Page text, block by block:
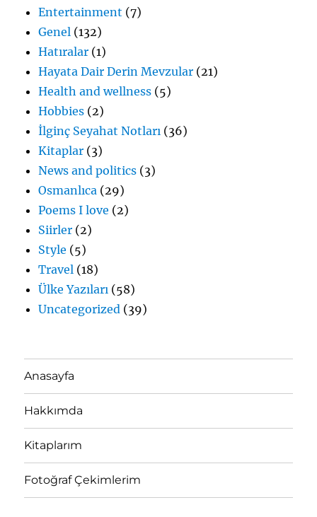
Entertainment (7)
Genel (132)
Hatıralar (1)
Hayata Dair Derin Mevzular (21)
Health and wellness (5)
Hobbies (2)
İlginç Seyahat Notları (36)
Kitaplar (3)
News and politics (3)
Osmanlıca (29)
Poems I love (2)
Siirler (2)
Style (5)
Travel (18)
Ülke Yazıları (58)
Uncategorized (39)
Anasayfa
Hakkımda
Kitaplarım
Fotoğraf Çekimlerim